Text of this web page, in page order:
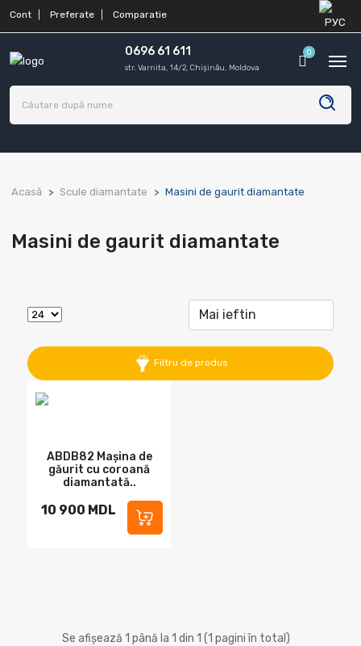
Cont Preferate Comparatie
0696 61 611
str. Varnita, 14/2, Chișinău, Moldova
0
Acasă Scule diamantate Masini de gaurit diamantate
Masini de gaurit diamantate
Filtru de produs
ABDB82 Mașina de
găurit cu coroană
diamantată..
10 900 MDL
Se afișează 1 până la 1 din 1 (1 pagini în total)